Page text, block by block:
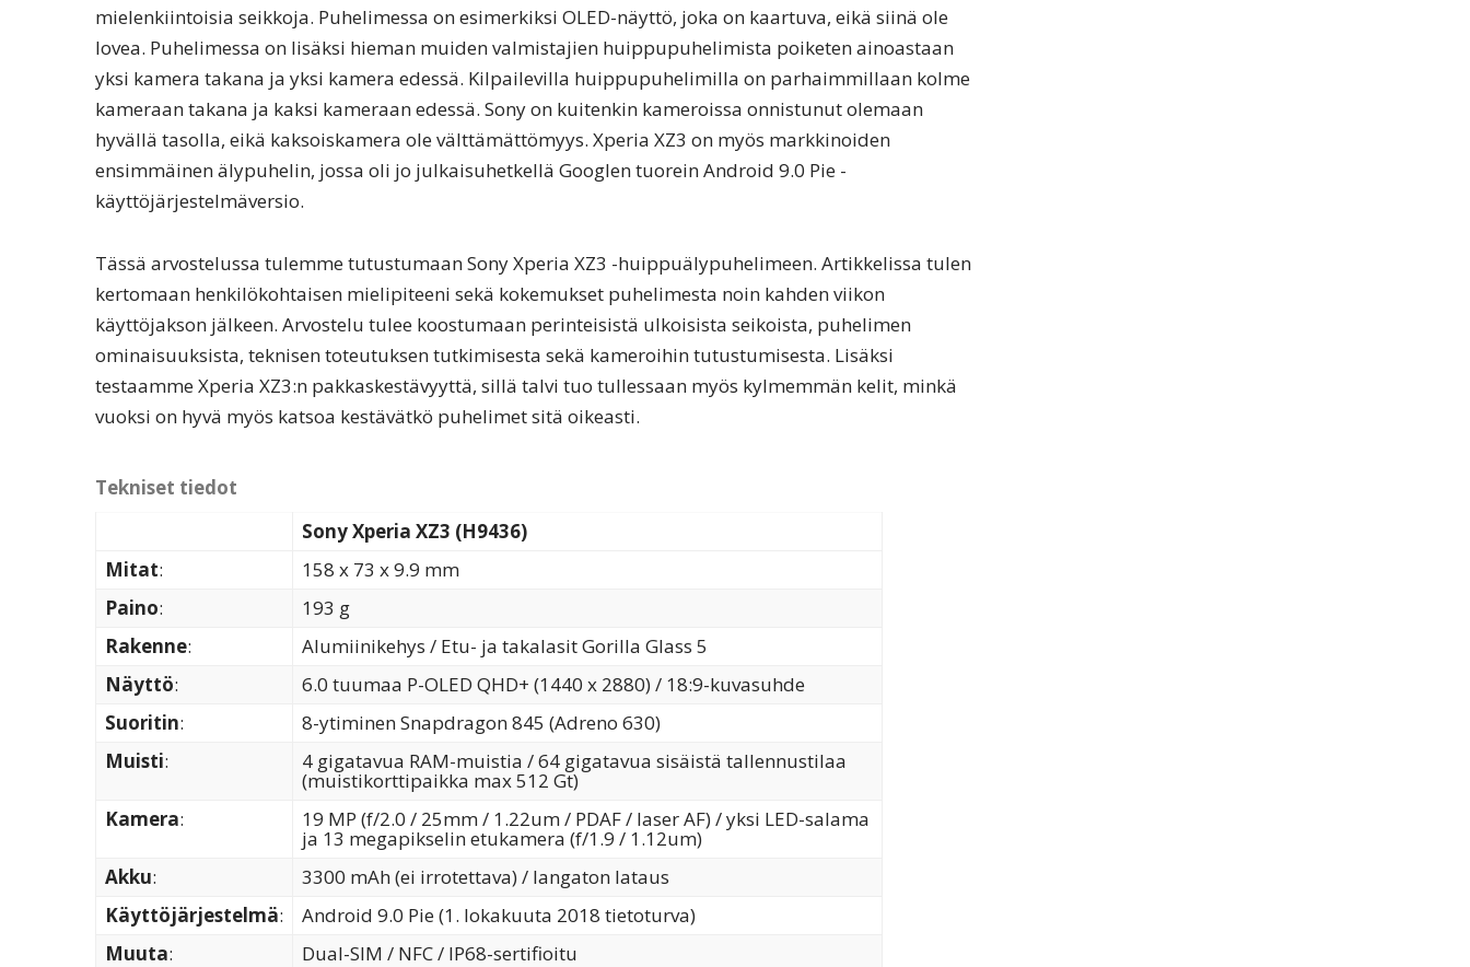
mielenkiintoisia seikkoja. Puhelimessa on esimerkiksi OLED-näyttö, joka on kaartuva, eikä siinä ole
lovea. Puhelimessa on lisäksi hieman muiden valmistajien huippupuhelimista poiketen ainoastaan
yksi kamera takana ja yksi kamera edessä. Kilpailevilla huippupuhelimilla on parhaimmillaan kolme
kameraan takana ja kaksi kameraan edessä. Sony on kuitenkin kameroissa onnistunut olemaan
hyvällä tasolla, eikä kaksoiskamera ole välttämättömyys. Xperia XZ3 on myös markkinoiden
ensimmäinen älypuhelin, jossa oli jo julkaisuhetkellä Googlen tuorein Android 9.0 Pie -
käyttöjärjestelmäversio.
Tässä arvostelussa tulemme tutustumaan Sony Xperia XZ3 -huippuälypuhelimeen. Artikkelissa tulen
kertomaan henkilökohtaisen mielipiteeni sekä kokemukset puhelimesta noin kahden viikon
käyttöjakson jälkeen. Arvostelu tulee koostumaan perinteisistä ulkoisista seikoista, puhelimen
ominaisuuksista, teknisen toteutuksen tutkimisesta sekä kameroihin tutustumisesta. Lisäksi
testaamme Xperia XZ3:n pakkaskestävyyttä, sillä talvi tuo tullessaan myös kylmemmän kelit, minkä
vuoksi on hyvä myös katsoa kestävätkö puhelimet sitä oikeasti.
Tekniset tiedot
Sony Xperia XZ3 (H9436)
Mitat:
158 x 73 x 9.9 mm
Paino:
193 g
Rakenne:
Alumiinikehys / Etu- ja takalasit Gorilla Glass 5
Näyttö:
6.0 tuumaa P-OLED QHD+ (1440 x 2880) / 18:9-kuvasuhde
Suoritin:
8-ytiminen Snapdragon 845 (Adreno 630)
Muisti: 4 gigatavua RAM-muistia / 64 gigatavua sisäistä tallennustilaa
(muistikorttipaikka max 512 Gt)
Kamera: 19 MP (f/2.0 / 25mm / 1.22um / PDAF / laser AF) / yksi LED-salama
ja 13 megapikselin etukamera (f/1.9 / 1.12um)
Akku:
3300 mAh (ei irrotettava) / langaton lataus
Käyttöjärjestelmä:
Android 9.0 Pie (1. lokakuuta 2018 tietoturva)
Muuta:
Dual-SIM / NFC / IP68-sertifioitu